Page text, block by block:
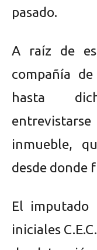
pasado.
A raíz de
compañía
hasta
inmueble,
desde donde
El imputado
iniciales